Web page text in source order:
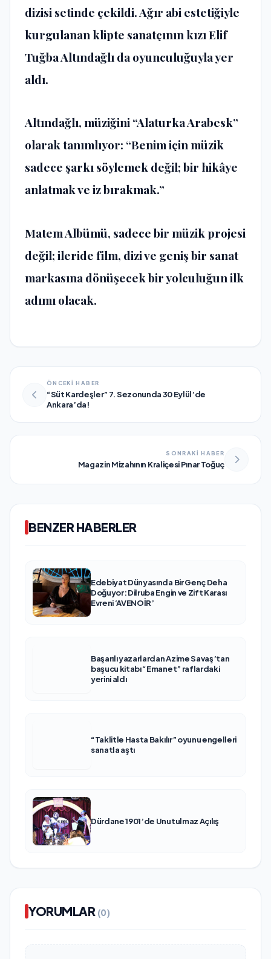
dizisi setinde çekildi. Ağır abi estetiğiyle
kurgulanan klipte sanatçının kızı Elif
Tuğba Altındağlı da oyunculuğuyla yer
aldı.
Altındağlı, müziğini “Alaturka Arabesk”
olarak tanımlıyor: “Benim için müzik
sadece şarkı söylemek değil; bir hikâye
anlatmak ve iz bırakmak.”
Matem Albümü, sadece bir müzik projesi
değil; ileride film, dizi ve geniş bir sanat
markasına dönüşecek bir yolculuğun ilk
adımı olacak.
ÖNCEKİ HABER
“Süt Kardeşler” 7. Sezonunda 30 Eylül’de
Ankara’da!
SONRAKİ HABER
Magazin Mizahının Kraliçesi Pınar Toğuç
BENZER HABERLER
Edebiyat Dünyasında Bir Genç Deha
Doğuyor: Dilruba Engin ve Zift Karası
Evreni ‘AVENOİR’
Başarılı yazarlardan Azime Savaş’tan
başucu kitabı “Emanet” raflardaki
yerini aldı
“Taklitle Hasta Bakılır” oyunu engelleri
sanatla aştı
Dürdane 1901’de Unutulmaz Açılış
YORUMLAR (0)